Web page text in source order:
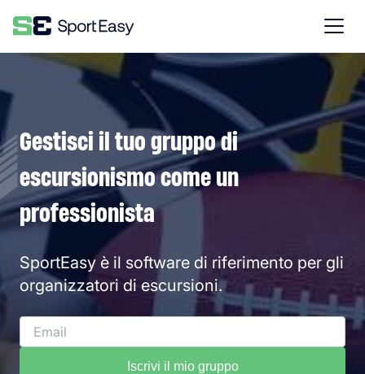
Gestisci il tuo gruppo di
escursionismo come un
professionista
SportEasy è il software di riferimento per gli
organizzatori di escursioni.
Iscrivi il mio gruppo